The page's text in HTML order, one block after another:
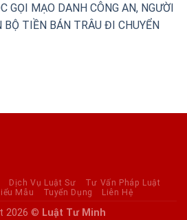
GỌI MẠO DANH CÔNG AN, NGƯỜI
TIỀN BÁN TRÂU ĐI CHUYỂN
Dịch Vụ Luật Sư
Tư Vấn Pháp Luật
Mẫu
Tuyển Dụng Liên Hệ
2026 © Luật Tư Minh